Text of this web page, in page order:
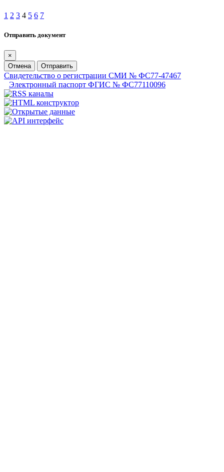
1 2 3 4 5 6 7
Отправить документ
×
Отмена
Отправить
Свидетельство о регистрации СМИ № ФС77-47467
Электронный паспорт ФГИС № ФС77110096